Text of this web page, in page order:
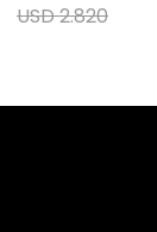
USD2.820